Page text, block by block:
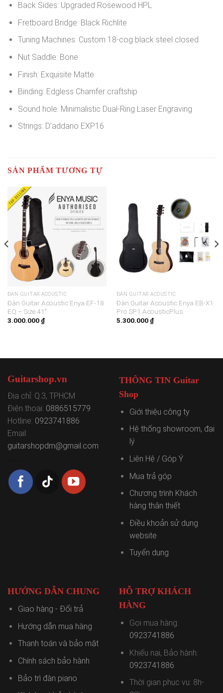
Back Sides: Upgraded Rosewood HPL
Fretboard Bridge: Black Richlite
Tuning Machines: Custom 18-cog black steel closed
Nut Saddle: Bone
Finish: Exquisite Matte
Binding: Edgless Chamfer craftship
Sound hole: Minimalistic Dual-Ring Laser Engraving
Strings: D’addario EXP16
SẢN PHẨM TƯƠNG TỰ
ĐÀN GUITAR ACOUSTIC
Đàn Guitar Acoustic Enya EF-18
EQ – Size 41″
3.000.000 ₫
ĐÀN GUITAR ACOUSTIC
Đàn Guitar Acoustic Enya EB-X1
Pro SP1 AcousticPlus
5.300.000 ₫
Guitarshop.vn
Địa chỉ: Q.3, TPHCM
Điện thoại: 0886515779
Hotline: 0923741886
Email:
guitarshopdm@gmail.com
THÔNG TIN Guitar
Shop
Giới thiệu công ty
Hệ thống showroom, đại
lý
Liên Hệ / Góp Ý
Mua trả góp
Chương trình Khách
hàng thân thiết
Điều khoản sử dụng
website
Tuyển dụng
HƯỚNG DẪN CHUNG
Giao hàng - Đổi trả
Hướng dẫn mua hàng
Thanh toán và bảo mật
Chính sách bảo hành
Bảo trì đàn piano
HỖ TRỢ KHÁCH
HÀNG
Gọi mua hàng:
0923741886
Khiếu nại, Bảo hành:
0923741886
Thời gian phục vụ: 8h-